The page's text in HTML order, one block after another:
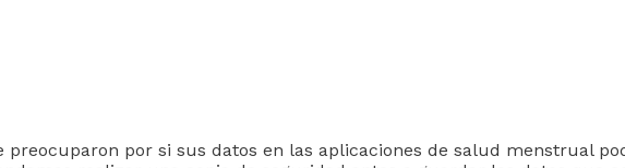
por si sus datos en las aplicaciones de salud menstrual